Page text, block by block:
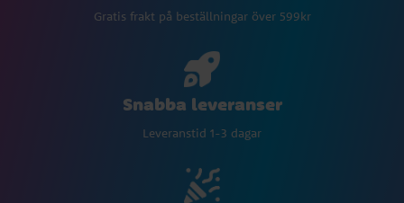
Gratis frakt på beställningar över 599kr
Snabba leveranser
Leveranstid 1-3 dagar